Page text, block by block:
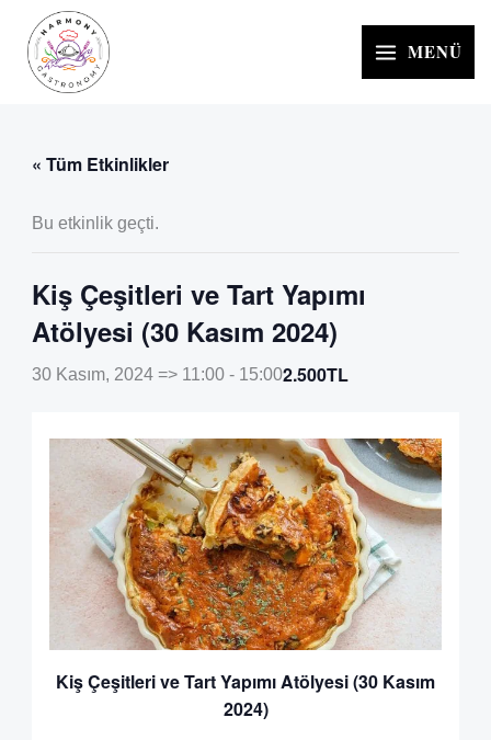
İçeriğe
MENÜ
« Tüm Etkinlikler
Bu etkinlik geçti.
Kiş Çeşitleri ve Tart Yapımı
Atölyesi (30 Kasım 2024)
30 Kasım, 2024 => 11:00- 15:002.500TL
Kiş Çeşitleri ve Tart Yapımı Atölyesi (30 Kasım
2024)